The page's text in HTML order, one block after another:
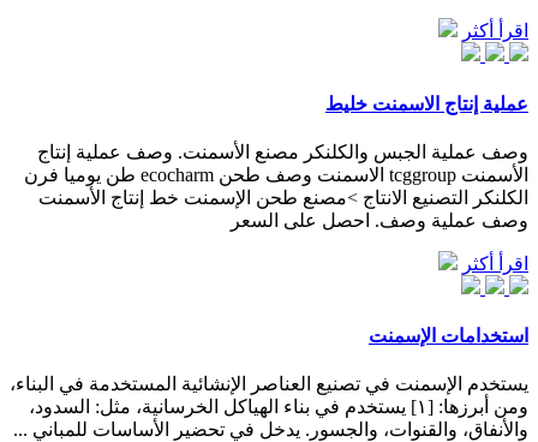
اقرأ أكثر
عملية إنتاج الاسمنت خليط
وصف عملية الجبس والكلنكر مصنع الأسمنت. وصف عملية إنتاج
الأسمنت tcggroup الاسمنت وصف طحن ecocharm طن يوميا فرن
الكلنكر التصنيع الانتاج >مصنع طحن الإسمنت خط إنتاج الأسمنت
وصف عملية وصف. احصل على السعر
اقرأ أكثر
استخدامات الإسمنت
يستخدم الإسمنت في تصنيع العناصر الإنشائية المستخدمة في البناء،
ومن أبرزها: [١] يستخدم في بناء الهياكل الخرسانية، مثل: السدود،
والأنفاق، والقنوات، والجسور. يدخل في تحضير الأساسات للمباني ...